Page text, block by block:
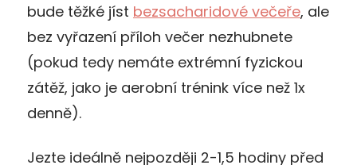
bude těžké jíst bezsacharidové večeře, ale
bez vyřazení příloh večer nezhubnete
(pokud tedy nemáte extrémní fyzickou
zátěž, jako je aerobní trénink více než 1x
denně).
Jezte ideálně nejpozději 2-1,5 hodiny před